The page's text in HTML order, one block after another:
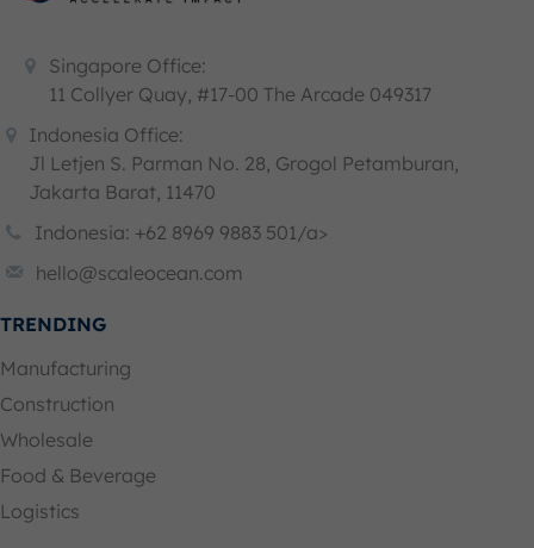
Singapore Office:
11 Collyer Quay, #17-00 The Arcade 049317
Indonesia Office:
Jl Letjen S. Parman No. 28, Grogol Petamburan,
Jakarta Barat, 11470
Indonesia: +62 8969 9883 501/a>
hello@scaleocean.com
TRENDING
Manufacturing
Construction
Wholesale
Food & Beverage
Logistics